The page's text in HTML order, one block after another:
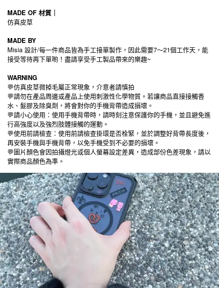
MADE OF 材質｜
仿真皮草
MADE BY
Misia 設計/每一件商品皆為手工接單製作，因此需要7～21個工作天，能
接受等待再下單喲！盡請享受手工製品帶來的樂趣~
WARNING
💬仿真皮草微掉毛屬正常現象，介意者請慎拍
💬請勿在產品周邊或產品上使用刺激性化學物質。若讓商品直接接觸香
水、髮膠及除臭劑，將會對你的手機背帶造成損壞。
💬請小心使用：使用手機背帶時，請時刻注意保護你的手機，並且避免進
行高強度以及強烈肢體接觸的運動。
💬使用前請檢查：使用前請檢查掛環是否栓緊，並於調整好背帶長度後，
再安裝手機與手機背帶，以免手機受到不必要的損壞。
💬 圖片顏色會因拍攝燈光或個人螢幕設定差異，造成部份色差現象，請以
實際商品顏色為準。